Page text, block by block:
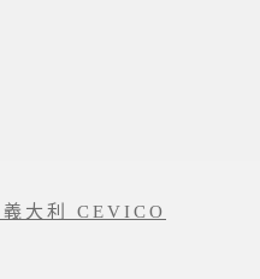
義大利 CEVICO